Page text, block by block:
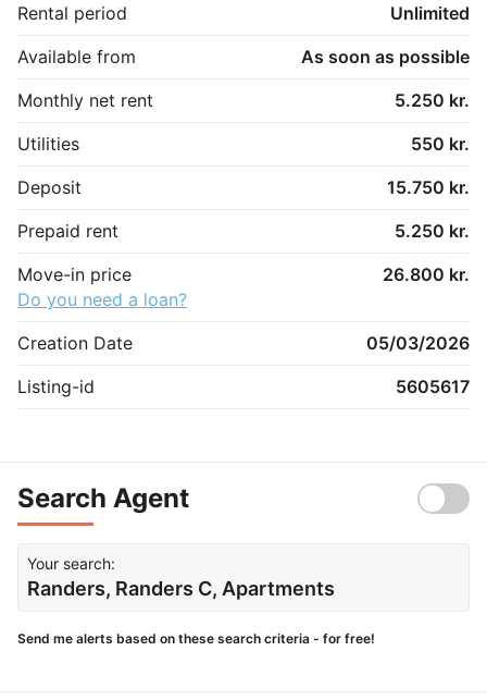
Rental period
Unlimited
Available from
As soon as possible
Monthly net rent
5.250 kr.
Utilities
550 kr.
Deposit
15.750 kr.
Prepaid rent
5.250 kr.
Move-in price
26.800 kr.
Do you need a loan?
Creation Date
05/03/2026
Listing-id
5605617
Search Agent
Your search:
Randers, Randers C, Apartments
Send me alerts based on these search criteria - for free!